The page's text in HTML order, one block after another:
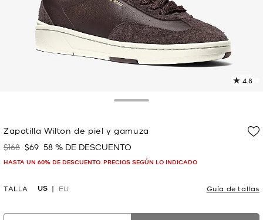
4.8
Zapatilla Wilton de piel y gamuza
Era
$168 Ahora
$69 58 % DE DESCUENTO
HASTA UN 60% DE DESCUENTO. PRECIOS SEGÚN LO INDICADO
TALLA US EU Guía de tallas